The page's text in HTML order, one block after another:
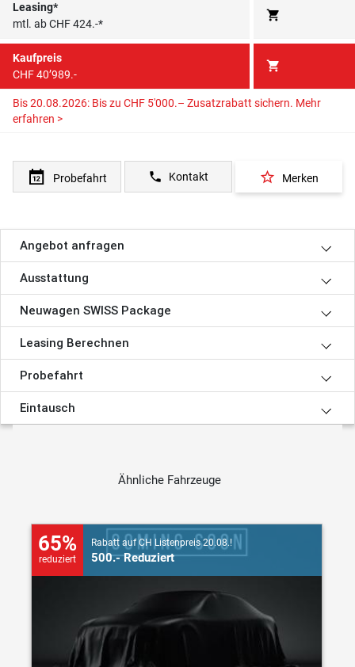
Leasing*
mtl. ab CHF 424.-*
shopping_cart
Kaufpreis
CHF 40’989.-
shopping_cart
Bis 20.08.2026: Bis zu CHF 5'000.– Zusatzrabatt sichern. Mehr
erfahren >
Probefahrt phone Kontakt star_border Merken
Angebot anfragen
Ausstattung
Neuwagen SWISS Package
Leasing Berechnen
Probefahrt
Eintausch
Ähnliche Fahrzeuge
65%
reduziert
Rabatt auf CH Listenpreis 20.08.!
500.- Reduziert